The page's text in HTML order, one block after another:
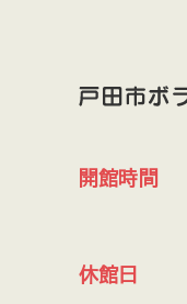
開館時間
休館日